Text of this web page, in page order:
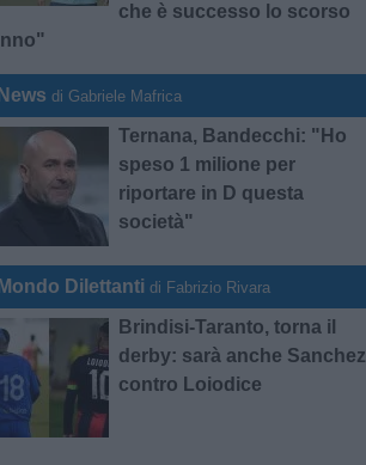
che è successo lo scorso
News di Gabriele Mafrica
Ternana, Bandecchi: "Ho
speso 1 milione per
riportare in D questa
società"
Mondo Dilettanti di Fabrizio Rivara
Brindisi-Taranto, torna il
derby: sarà anche Sanchez
contro Loiodice